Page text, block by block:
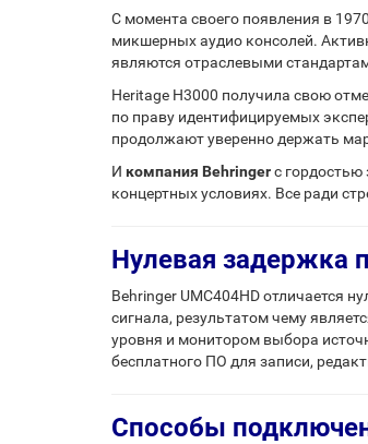
С момента своего появления в
микшерных аудио консолей.
являются отраслевыми
Heritage H3000 получила свою
по праву идентифицируемых
продолжают уверенно держать
И компания Behringerс гордостью
концертных условиях. Все ради
Нулевая задержка
Behringer UMC404HD отличается
сигнала, результатом чему
уровня и монитором выбора
бесплатного ПО для записи,
Способы